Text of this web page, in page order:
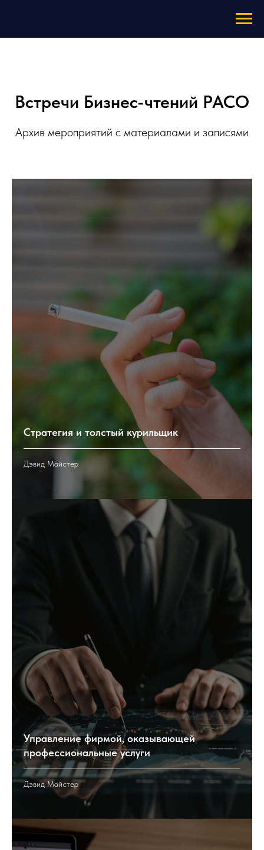
Встречи Бизнес-чтений РАСО
Архив мероприятий с материалами и записями
Стратегия и толстый курильщик
Дэвид Майстер
Управление фирмой, оказывающей
профессиональные услуги
Дэвид Майстер